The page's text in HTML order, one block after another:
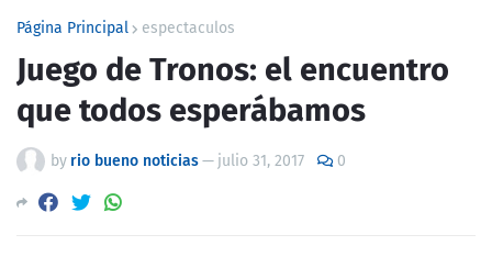
Página Principal espectaculos
Juego de Tronos: el encuentro
que todos esperábamos
by rio bueno noticias— julio 31, 2017 0